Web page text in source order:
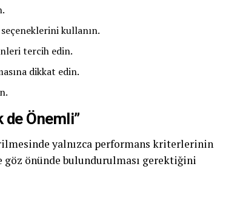
seçeneklerini kullanın.
tercih edin.
dikkat edin.
de Önemli”
yalnızca performans kriterlerinin
göz önünde bulundurulması gerektiğini